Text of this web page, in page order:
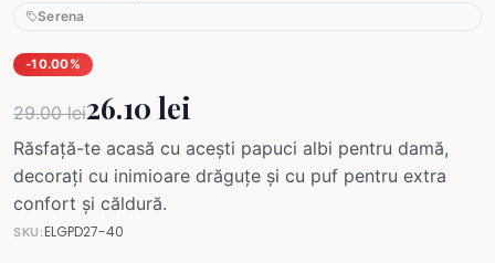
Serena
-10.00%
29.00 lei26.10 lei
Răsfață-te acasă cu acești papuci albi pentru damă,
decorați cu inimioare drăguțe și cu puf pentru extra
confort și căldură.
SKU:ELGPD27-40